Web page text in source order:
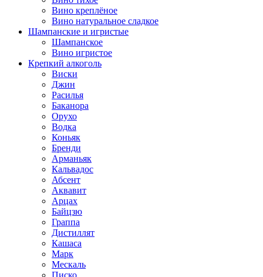
Вино креплёное
Вино натуральное сладкое
Шампанские и игристые
Шампанское
Вино игристое
Крепкий алкоголь
Виски
Джин
Расилья
Баканора
Орухо
Водка
Коньяк
Бренди
Арманьяк
Кальвадос
Абсент
Аквавит
Арцах
Байцзю
Граппа
Дистиллят
Кашаса
Марк
Мескаль
Писко